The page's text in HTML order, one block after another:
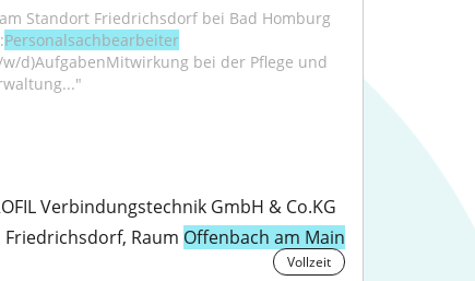
Standort Friedrichsdorf bei Bad Homburg
Personalsachbearbeiter
d)AufgabenMitwirkung bei der Pflege und
Verbindungstechnik GmbH & Co.KG
Friedrichsdorf, Raum Offenbach am Main
Vollzeit